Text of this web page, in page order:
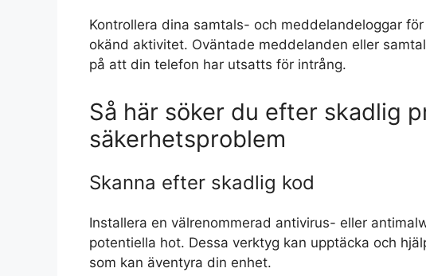
Kontrollera dina samtals- och meddelandeloggar
okänd aktivitet. Oväntade meddelanden eller
på att din telefon har utsatts för intrång.
Så här söker du efter skadlig
säkerhetsproblem
Skanna efter skadlig kod
Installera en välrenommerad antivirus- eller
potentiella hot. Dessa verktyg kan upptäcka och
som kan äventyra din enhet.